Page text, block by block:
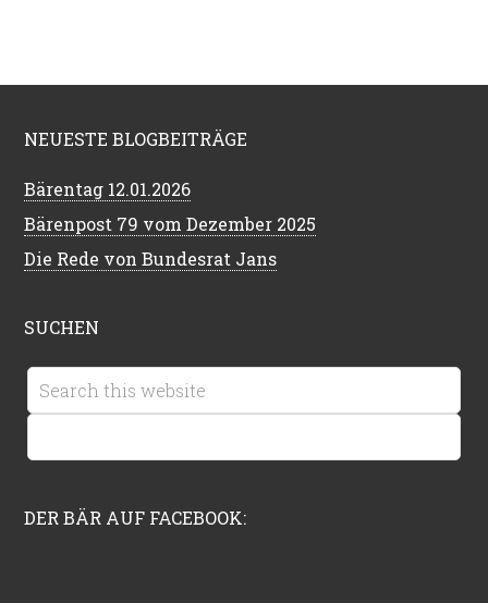
NEUESTE BLOGBEITRÄGE
Bärentag 12.01.2026
Bärenpost 79 vom Dezember 2025
Die Rede von Bundesrat Jans
SUCHEN
DER BÄR AUF FACEBOOK: